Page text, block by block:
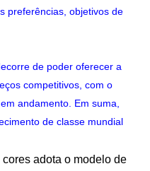
preferências, objetivos de
de poder oferecer a
competitivos, com o
andamento. Em suma,
de classe mundial
adota o modelo de